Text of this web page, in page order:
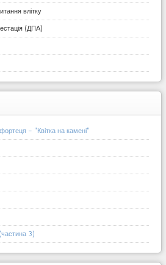
влітку
(ДПА)
- "Квітка на камені"
3)